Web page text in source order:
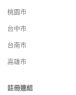
桃園市
台中市
台南市
高雄市
註冊連結